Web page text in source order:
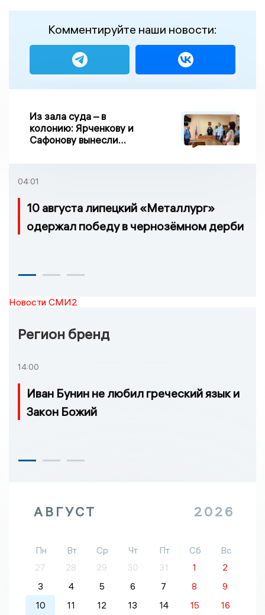
Комментируйте наши новости:
Из зала суда – в
колонию: Ярченкову и
Сафонову вынесли
04:01
10 августа липецкий «Металлург»
одержал победу в чернозёмном дерби
Новости СМИ2
Регион бренд
14:00
Иван Бунин не любил греческий язык и
Закон Божий
АВГУСТ 2026
Пн Вт Ср Чт Пт Сб
Вс
27
28 29 30 31 1
2
3
4 5 6 7 8
9
10
11 12 13 14 15
16